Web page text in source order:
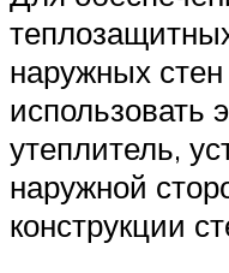
наружных
использовать
утеплитель,
наружной
конструкции